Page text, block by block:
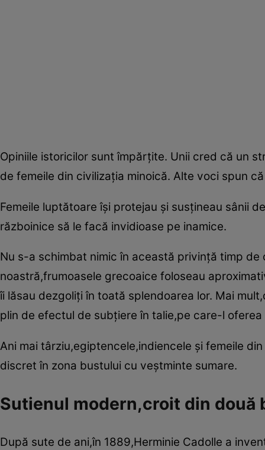
Opiniile istoricilor sunt împărţite. Unii cred că un
de femeile din civilizaţia minoică. Alte voci spun
Femeile luptătoare îşi protejau şi susţineau sânii
războinice să le facă invidioase pe inamice.
Nu s-a schimbat nimic în această privinţă timp
noastră,frumoasele grecoaice foloseau
îi lăsau dezgoliţi în toată splendoarea lor. Mai
plin de efectul de subţiere în talie,pe care-l
Ani mai târziu,egiptencele,indiencele şi femeile
discret în zona bustului cu veştminte sumare.
Sutienul modern,croit din două
După sute de ani,în 1889,Herminie Cadolle a